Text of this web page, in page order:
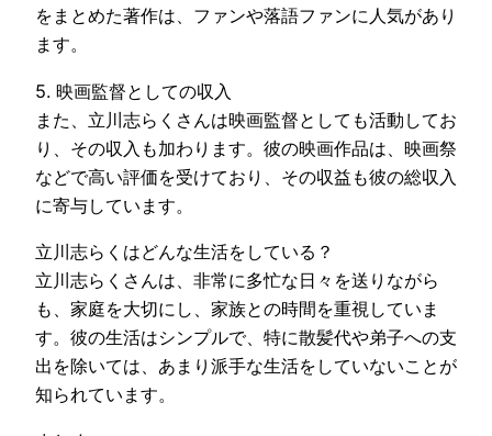
をまとめた著作は、ファンや落語ファンに人気があり
ます。
5. 映画監督としての収入
また、立川志らくさんは映画監督としても活動してお
り、その収入も加わります。彼の映画作品は、映画祭
などで高い評価を受けており、その収益も彼の総収入
に寄与しています。
立川志らくはどんな生活をしている？
立川志らくさんは、非常に多忙な日々を送りながら
も、家庭を大切にし、家族との時間を重視していま
す。彼の生活はシンプルで、特に散髪代や弟子への支
出を除いては、あまり派手な生活をしていないことが
知られています​。